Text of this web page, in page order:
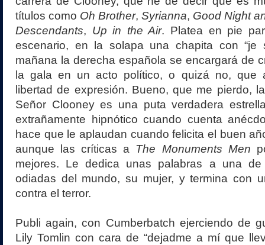
títulos como Oh Brother, Syrianna, Good Night
Descendants, Up in the Air. Platea en pie
escenario, en la solapa una chapita con “je
mañana la derecha española se encargará de
la gala en un acto político, o quizá no, que
libertad de expresión. Bueno, que me pierdo,
Señor Clooney es una puta verdadera
extrañamente hipnótico cuando cuenta
hace que le aplaudan cuando felicita el buen
aunque las críticas a The Monuments Men
mejores. Le dedica unas palabras a una
odiadas del mundo, su mujer, y termina con
contra el terror.
Publi again, con Cumberbatch ejerciendo de
Lily Tomlin con cara de “dejadme a mí que